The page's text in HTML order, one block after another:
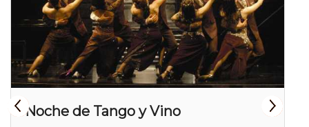
Noche de Tango y Vino